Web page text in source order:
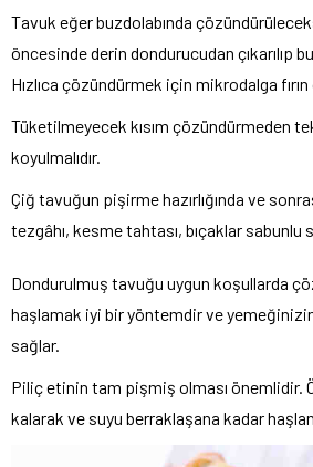
Tavuk eğer buzdolabında
öncesinde derin dondurucudan çıkarılıp
Hızlıca çözündürmek için mikrodalga fırın
Tüketilmeyecek kısım çözündürmeden
koyulmalıdır.
Çiğ tavuğun pişirme hazırlığında ve
tezgâhı, kesme tahtası, bıçaklar sabunlu
Dondurulmuş tavuğu uygun koşullarda
haşlamak iyi bir yöntemdir ve
sağlar.
Piliç etinin tam pişmiş olması önemlidir.
kalarak ve suyu berraklaşana kadar